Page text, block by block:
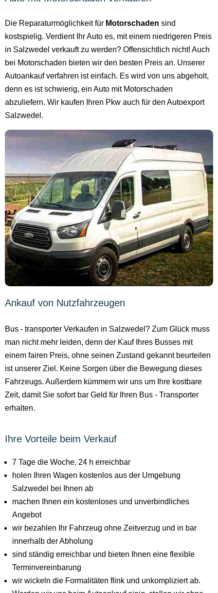
Die Reparaturmöglichkeit für Motorschaden sind
kostspielig. Verdient Ihr Auto es, mit einem niedrigeren Preis
in Salzwedel verkauft zu werden? Offensichtlich nicht! Auch
bei Motorschaden bieten wir den besten Preis an. Unserer
Autoankauf verfahren ist einfach. Es wird von uns abgeholt,
denn es ist schwierig, ein Auto mit Motorschaden
abzuliefern. Wir kaufen Ihren Pkw auch für den Autoexport
Salzwedel.
Ankauf von Nutzfahrzeugen
Bus - transporter Verkaufen in Salzwedel? Zum Glück muss
man nicht mehr leiden, denn der Kauf Ihres Busses mit
einem fairen Preis, ohne seinen Zustand gekannt beurteilen
ist unserer Ziel. Keine Sorgen über die Bewegung dieses
Fahrzeugs. Außerdem kümmern wir uns um Ihre kostbare
Zeit, damit Sie sofort bar Geld für Ihren Bus - Transporter
erhalten.
Ihre Vorteile beim Verkauf
7 Tage die Woche, 24 h erreichbar
holen Ihren Wagen kostenlos aus der Umgebung
Salzwedel bei Ihnen ab
machen Ihnen ein kostenloses und unverbindliches
Angebot
wir bezahlen Ihr Fahrzeug ohne Zeitverzug und in bar
innerhalb der Abholung
sind ständig erreichbar und bieten Ihnen eine flexible
Terminvereinbarung
wir wickeln die Formalitäten flink und unkompliziert ab.